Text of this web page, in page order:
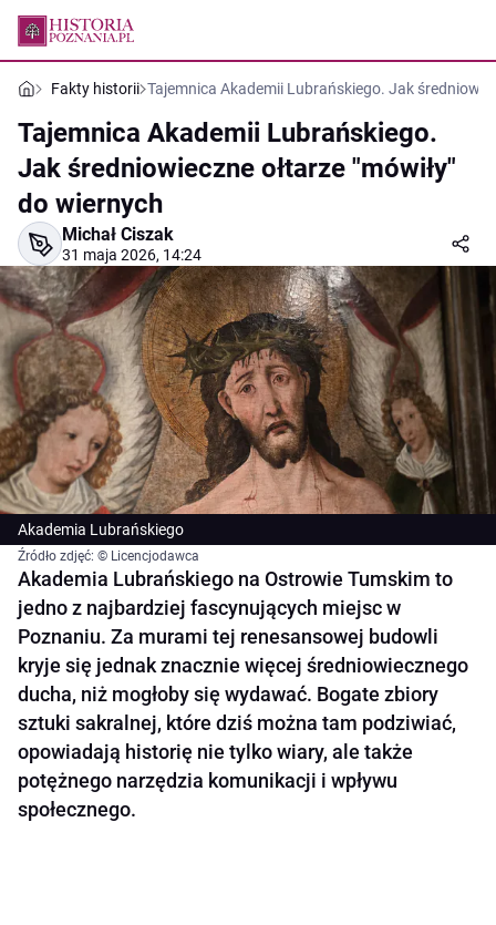
Fakty historii Tajemnica Akademii Lubrańskiego. Jak
Tajemnica Akademii Lubrańskiego.
Jak średniowieczne ołtarze "mówiły"
do wiernych
Michał Ciszak
31 maja 2026, 14:24
Akademia Lubrańskiego
Źródło zdjęć: © Licencjodawca
Akademia Lubrańskiego na Ostrowie Tumskim to
jedno z najbardziej fascynujących miejsc w
Poznaniu. Za murami tej renesansowej budowli
kryje się jednak znacznie więcej średniowiecznego
ducha, niż mogłoby się wydawać. Bogate zbiory
sztuki sakralnej, które dziś można tam podziwiać,
opowiadają historię nie tylko wiary, ale także
potężnego narzędzia komunikacji i wpływu
społecznego.